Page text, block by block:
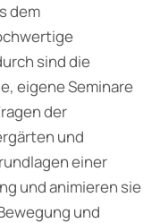
dem
sind die
eigene Seminare
der
und
einer
und animieren sie
und